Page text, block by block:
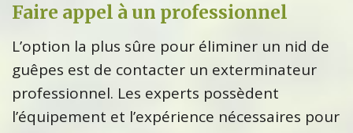
Faire appel à un professionnel
L’option la plus sûre pour éliminer un nid de
guêpes est de contacter un exterminateur
professionnel. Les experts possèdent
l’équipement et l’expérience nécessaires pour